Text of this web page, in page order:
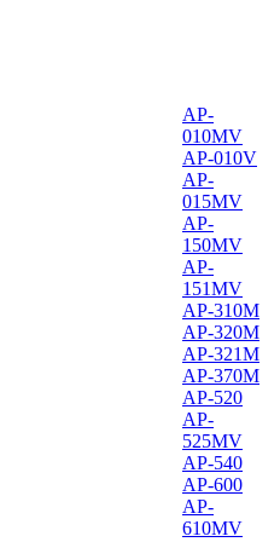
AP-
010MV
AP-010V
AP-
015MV
AP-
150MV
AP-
151MV
AP-310M
AP-320M
AP-321M
AP-370M
AP-520
AP-
525MV
AP-540
AP-600
AP-
610MV